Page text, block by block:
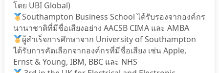
โดย UBI Global)
Southampton Business School ได้รับรองจากองค์กร
นานาชาติที่มีชื่อเสียงอย่าง AACSB CIMA และ AMBA
ผู้สําเร็จการศึกษาจาก University of Southampton
ได้รับการคัดเลือกจากองค์กรที่มีชื่อเสียง เช่น Apple,
Ernst & Young, IBM, BBC และ NHS